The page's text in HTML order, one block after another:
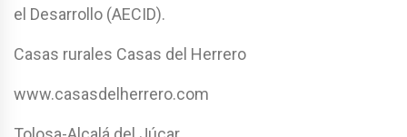
el Desarrollo (AECID).
Casas rurales Casas del Herrero
www.casasdelherrero.com